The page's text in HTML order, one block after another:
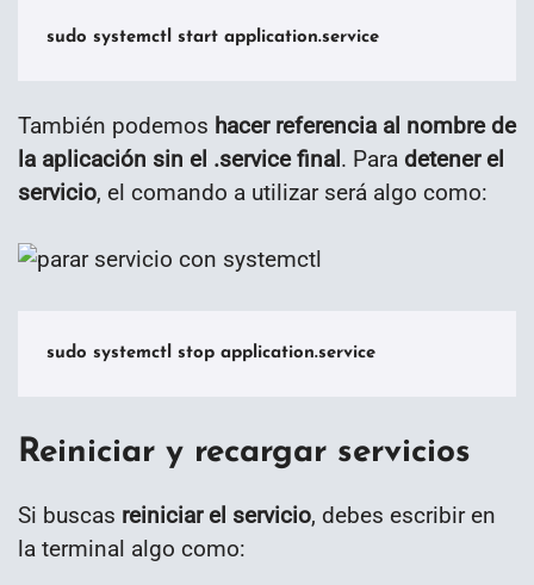
sudo systemctl start application.service
También podemos hacer referencia al nombre de
la aplicación sin el .service final. Para detener el
servicio, el comando a utilizar será algo como:
sudo systemctl stop application.service
Reiniciar y recargar servicios
Si buscas reiniciar el servicio, debes escribir en
la terminal algo como: